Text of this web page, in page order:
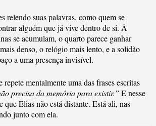
relendo suas palavras, como quem se
alguém que já vive dentro de si. À
se acumulam, o quarto parece ganhar
denso, o relógio mais lento, e a solidão
a uma presença invisível.
repete mentalmente uma das frases escritas
precisa da memória para existir.” E nesse
que Elias não está distante. Está ali, nas
junto com ela.